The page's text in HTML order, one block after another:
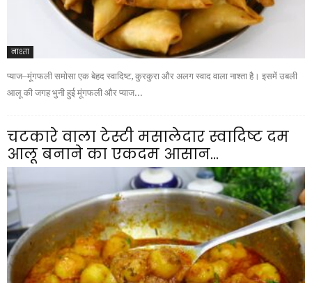
नाश्ता
प्याज–मूंगफली समोसा एक बेहद स्वादिष्ट, कुरकुरा और अलग स्वाद वाला नाश्ता है। इसमें उबली
आलू की जगह भुनी हुई मूंगफली और प्याज...
चटकारे वाला टेस्टी मसालेदार स्वादिष्ट दम
आलू बनाने का एकदम आसान...